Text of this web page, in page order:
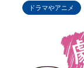
ドラマやアニメ